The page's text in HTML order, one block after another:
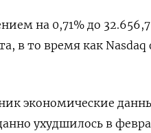
на 0,71% до
в то время как ​Nasdaq
экономические
ухудшилось в